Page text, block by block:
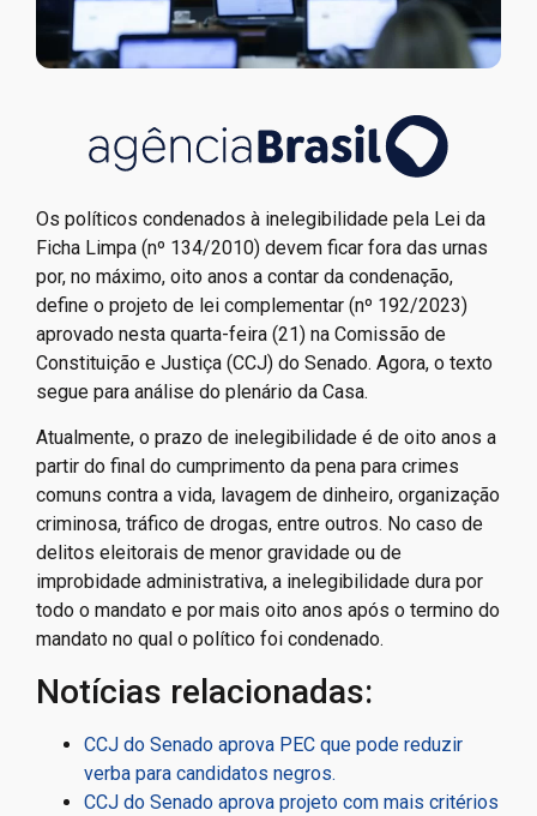
Os políticos condenados à inelegibilidade pela Lei da
Ficha Limpa (nº 134/2010) devem ficar fora das urnas
por, no máximo, oito anos a contar da condenação,
define o projeto de lei complementar (nº 192/2023)
aprovado nesta quarta-feira (21) na Comissão de
Constituição e Justiça (CCJ) do Senado. Agora, o texto
segue para análise do plenário da Casa.
Atualmente, o prazo de inelegibilidade é de oito anos a
partir do final do cumprimento da pena para crimes
comuns contra a vida, lavagem de dinheiro, organização
criminosa, tráfico de drogas, entre outros. No caso de
delitos eleitorais de menor gravidade ou de
improbidade administrativa, a inelegibilidade dura por
todo o mandato e por mais oito anos após o termino do
mandato no qual o político foi condenado.
Notícias relacionadas:
CCJ do Senado aprova PEC que pode reduzir
verba para candidatos negros.
CCJ do Senado aprova projeto com mais critérios